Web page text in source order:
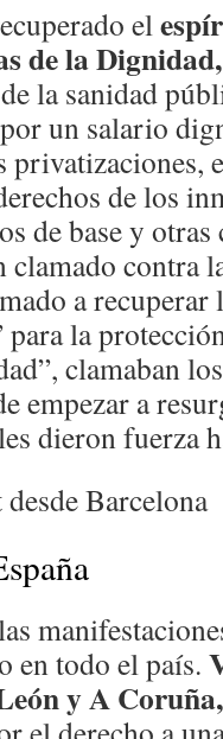
el
de la
la sanidad
un salario
privatizaciones,
de los
de base y
clamado contra
a recuperar
la
clamaban
empezar a
dieron fuerza
Barcelona
en todo el país.
y A Coruña,